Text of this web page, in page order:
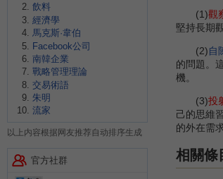
(1)觀
堅持長期
(2)自
的問題。
機。
(3)投
己的思維
的外在需
相關條
飲料
經濟學
馬克斯·韋伯
Facebook公司
南韓企業
戰略管理理論
交易術語
朱明
流家
以上内容根据网友推荐自动排序生成
官方社群